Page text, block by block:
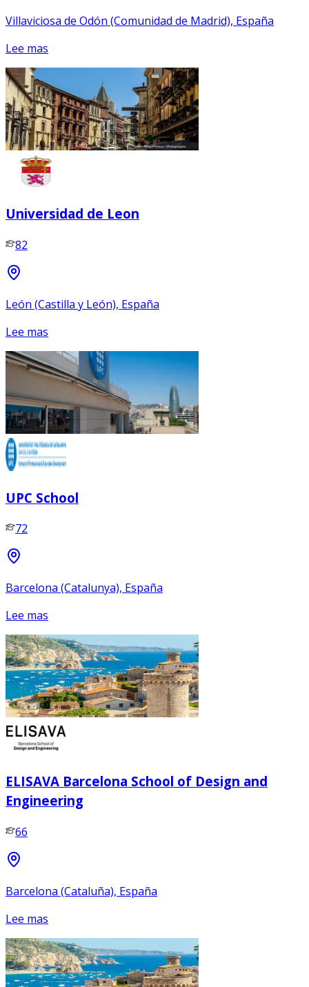
Villaviciosa de Odón (Comunidad de Madrid), España
Lee mas
Universidad de Leon
82
León (Castilla y León), España
Lee mas
UPC School
72
Barcelona (Catalunya), España
Lee mas
ELISAVA Barcelona School of Design and
Engineering
66
Barcelona (Cataluña), España
Lee mas